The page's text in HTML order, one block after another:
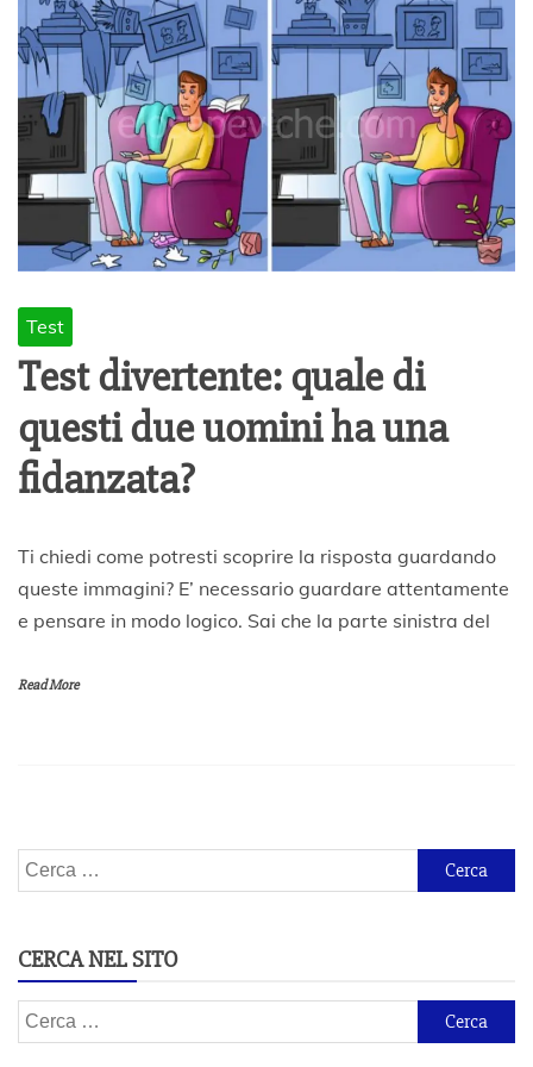
Test
Test divertente: quale di
questi due uomini ha una
fidanzata?
2
A
p
l
Ti chiedi come potresti scoprire la risposta guardando
queste immagini? E’ necessario guardare attentamente
e pensare in modo logico. Sai che la parte sinistra del
Read More
Ricerca
per:
CERCA NEL SITO
Ricerca
per: